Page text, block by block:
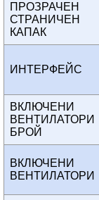
ПРОЗРАЧЕН
СТРАНИЧЕН
КАПАК
ИНТЕРФЕЙС
ВКЛЮЧЕНИ
ВЕНТИЛАТОРИ
БРОЙ
ВКЛЮЧЕНИ
ВЕНТИЛАТОРИ